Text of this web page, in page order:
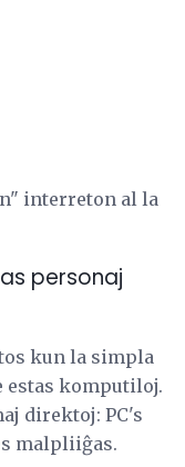
interreton al la
personaj
kun la simpla
estas komputiloj.
direktoj: PC's
malpliiĝas.